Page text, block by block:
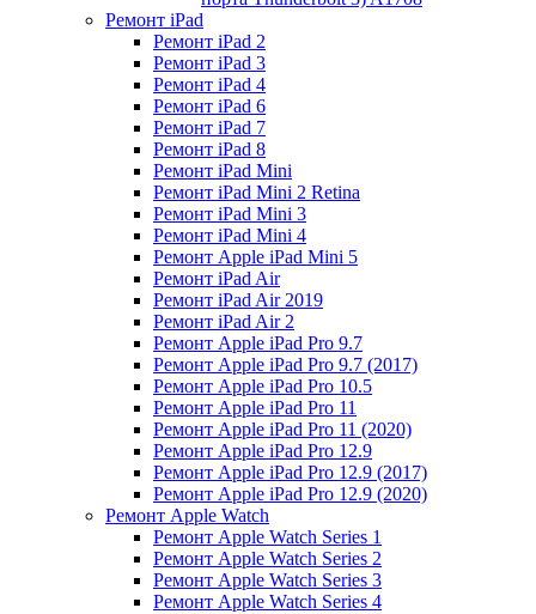
Ремонт iPad
Ремонт iPad 2
Ремонт iPad 3
Ремонт iPad 4
Ремонт iPad 6
Ремонт iPad 7
Ремонт iPad 8
Ремонт iPad Mini
Ремонт iPad Mini 2 Retina
Ремонт iPad Mini 3
Ремонт iPad Mini 4
Ремонт Apple iPad Mini 5
Ремонт iPad Air
Ремонт iPad Air 2019
Ремонт iPad Air 2
Ремонт Apple iPad Pro 9.7
Ремонт Apple iPad Pro 9.7 (2017)
Ремонт Apple iPad Pro 10.5
Ремонт Apple iPad Pro 11
Ремонт Apple iPad Pro 11 (2020)
Ремонт Apple iPad Pro 12.9
Ремонт Apple iPad Pro 12.9 (2017)
Ремонт Apple iPad Pro 12.9 (2020)
Ремонт Apple Watch
Ремонт Apple Watch Series 1
Ремонт Apple Watch Series 2
Ремонт Apple Watch Series 3
Ремонт Apple Watch Series 4